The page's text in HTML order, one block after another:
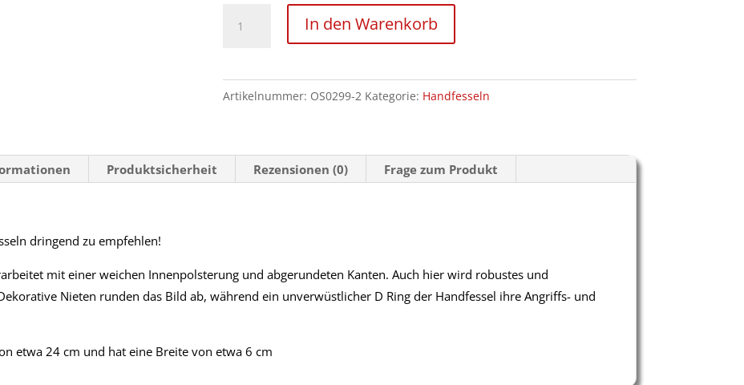
breite
Handfesseln
mit
Menge
In den Warenkorb
Artikelnummer: OS0299-2 Kategorie: Handfesseln
Produktsicherheit Rezensionen (0) Frage zum Produkt
dringend zu empfehlen!
mit einer weichen Innenpolsterung und abgerundeten Kanten. Auch hier wird robustes und
Nieten runden das Bild ab, während ein unverwüstlicher D Ring der Handfessel ihre Angriffs- und
etwa 24 cm und hat eine Breite von etwa 6 cm